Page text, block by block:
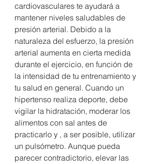
cardiovasculares te ayudará a
mantener niveles saludables de
presión arterial. Debido a la
naturaleza del esfuerzo, la presión
arterial aumenta en cierta medida
durante el ejercicio, en función de
la intensidad de tu entrenamiento y
tu salud en general. Cuando un
hipertenso realiza deporte, debe
vigilar la hidratación, moderar los
alimentos con sal antes de
practicarlo y , a ser posible, utilizar
un pulsómetro. Aunque pueda
parecer contradictorio, elevar las